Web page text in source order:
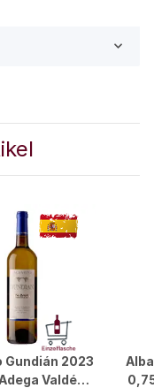
Gundián 2023
Valdés /